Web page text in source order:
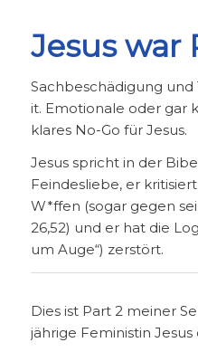
Jesus war
Sachbeschädigung und
it. Emotionale oder gar
klares No-Go für Jesus.
Jesus spricht in der
Feindesliebe, er
W*ffen (sogar gegen
26,52) und er hat die
um Auge“) zerstört.
Dies ist Part 2 meiner
jährige Feministin Jesus